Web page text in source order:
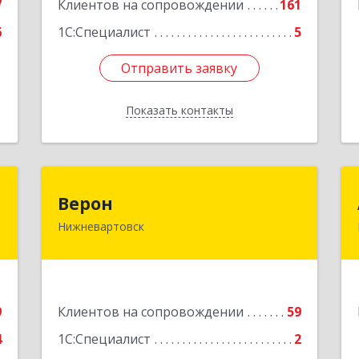
Клиентов на сопровождении
161
1С:Специалист
5
Отправить заявку
Показать контакты
54А, стр.1, оф.112, 202
Отправить заявку
Назад
Верон
Нижневартовск
Клиентов на сопровождении
59
1С:Специалист
2
628609, Ханты-Мансийский